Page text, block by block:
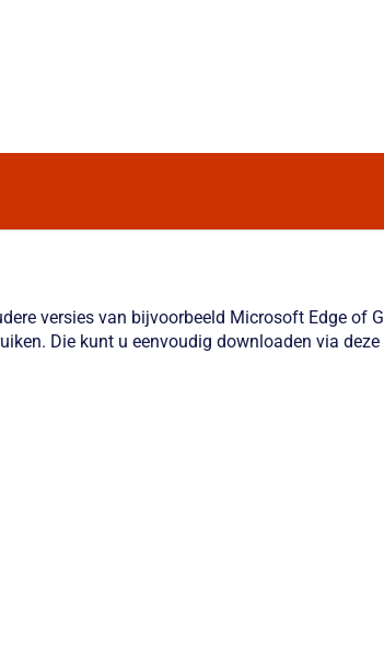
versies van bijvoorbeeld Microsoft Edge of
Die kunt u eenvoudig downloaden via deze